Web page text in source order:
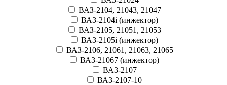
ВАЗ-2104, 21043, 21047
ВАЗ-2104i (инжектор)
ВАЗ-2105, 21051, 21053
ВАЗ-2105i (инжектор)
ВАЗ-2106, 21061, 21063, 21065
ВАЗ-21067 (инжектор)
ВАЗ-2107
ВАЗ-2107-10